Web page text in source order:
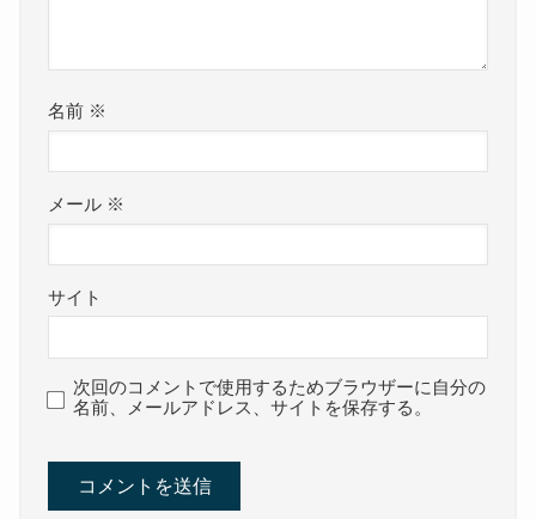
名前 ※
メール ※
サイト
次回のコメントで使用するためブラウザーに自分の
名前、メールアドレス、サイトを保存する。